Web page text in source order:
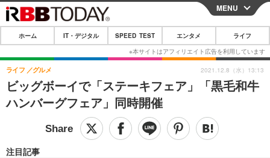
CLOSE
ホーム
IT・デジタル
IT・デジタルTOP スマートフォン
ショッピング その他
SPEED TEST
エンタメTOP 映画・ドラマ
MENU
ホーム IT・デジタル SPEED TEST エンタメ ライフ
ビッグボーイで「ステーキフェア」「黒毛和牛
ハンバーグフェア」同時開催
ライフ グルメ
注目記事
2021.12.8（水）13:13